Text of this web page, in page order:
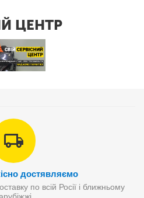
ЦЕНТР
достявляємо
по всій Росії і ближньому